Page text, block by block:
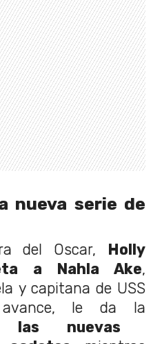
nueva serie de
del Oscar, Holly
a Nahla Ake,
y capitana de USS
le da la
las nuevas